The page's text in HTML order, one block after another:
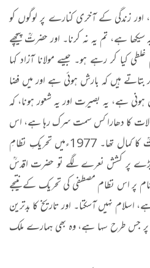
اور زندگی کے آخری کنارے پر لوگوں کو
ہے، تم یہ نہ کرنا۔ اور حضرتؒ پیچھے
کیا کر رہے ہو۔ جیسے مولانا آزاد کہا
ہیں کہ بارش ہوئی ہے اور میں فضا
ہونی ہے، یہ بصیرت اور یہ شعور ہونا، کہ
کا دھارا کس سمت سرک رہا ہے، اس
کے نتائج کیا نکلیں گے۔ یہ حضرتؒ کا کمال تھا۔ 1977ءمیں تحریکِ نظامِ
بڑے پر کشش نعرے لگے تو حضرت اقدسؒ
پر اس نظام مصطفی کی تحریک کے نتیجے
اسلام نہیں آسکتا۔ اور تاریخ کا بدترین
پر جس طرح سہا ہے، وہ بھی ہمارے ملک